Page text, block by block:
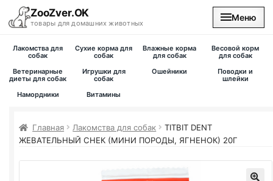
ZooZver.OK
товары для домашних животных
Меню
На главную
Лакомства для
собак
Сухие корма для
собак
Влажные корма
для собак
Весовой корм
для собак
Ветеринарные
диеты для собак
Игрушки для
собак
Ошейники
Поводки и
шлейки
Намордники
Витамины
Главная Лакомства для собак
TITBIT DENT
ЖЕВАТЕЛЬНЫЙ СНЕК (МИНИ ПОРОДЫ, ЯГНЕНОК) 20Г